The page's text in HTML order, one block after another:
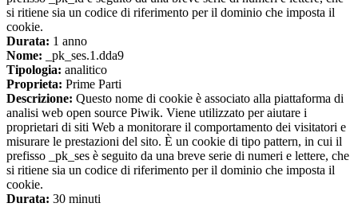
si ritiene sia un codice di riferimento per il dominio che imposta il
cookie.
Durata: 1 anno
Nome: _pk_ses.1.dda9
Tipologia: analitico
Proprieta: Prime Parti
Descrizione: Questo nome di cookie è associato alla piattaforma di
analisi web open source Piwik. Viene utilizzato per aiutare i
proprietari di siti Web a monitorare il comportamento dei visitatori e
misurare le prestazioni del sito. È un cookie di tipo pattern, in cui il
prefisso _pk_ses è seguito da una breve serie di numeri e lettere, che
si ritiene sia un codice di riferimento per il dominio che imposta il
cookie.
Durata: 30 minuti